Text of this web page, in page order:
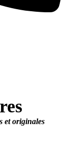
et originales